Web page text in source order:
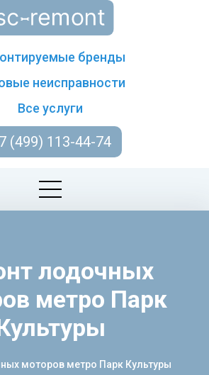
бренды
неисправности
Все услуги
(499) 113-44-74
лодочных
метро Парк
моторов метро Парк Культуры